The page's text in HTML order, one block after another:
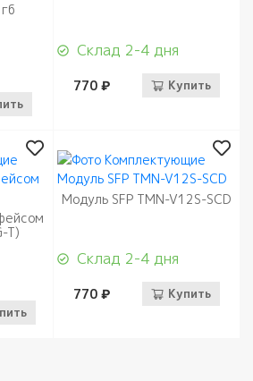
Склад 2-4 дня
770 ₽ Купить
T)
Модуль SFP TMN-V12S-SCD
Склад 2-4 дня
770 ₽ Купить